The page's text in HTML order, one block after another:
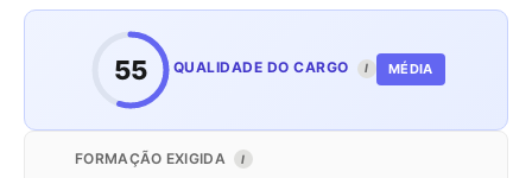
55 QUALIDADE DO CARGO I MÉDIA
FORMAÇÃO EXIGIDA I